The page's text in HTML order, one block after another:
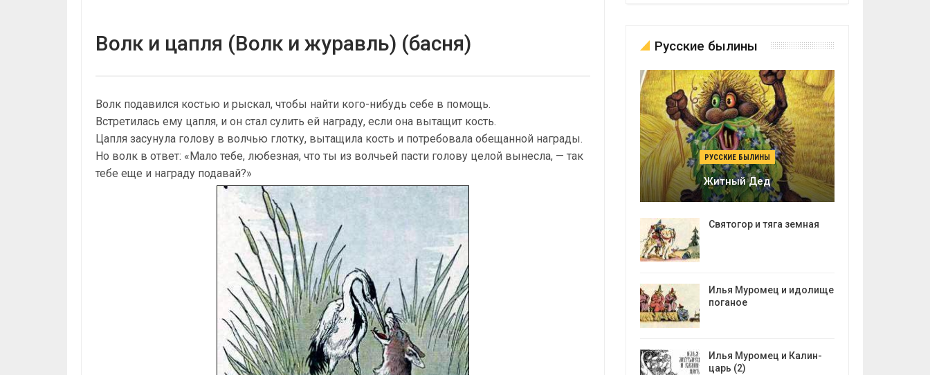
Волк и цапля (Волк и журавль) (басня)
Волк подавился костью и рыскал, чтобы найти кого-нибудь себе в помощь.
Встретилась ему цапля, и он стал сулить ей награду, если она вытащит кость.
Цапля засунула голову в волчью глотку, вытащила кость и потребовала обещанной награды.
Но волк в ответ: «Мало тебе, любезная, что ты из волчьей пасти голову целой вынесла, — так
тебе еще и награду подавай?»
Русские былины
РУССКИЕ БЫЛИНЫ
Житный Дед
Святогор и тяга земная
Илья Муромец и идолище
поганое
Илья Муромец и Калин-
царь (2)